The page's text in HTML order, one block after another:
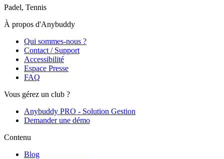
Padel, Tennis
À propos d'Anybuddy
Qui sommes-nous ?
Contact / Support
Accessibilité
Espace Presse
FAQ
Vous gérez un club ?
Anybuddy PRO - Solution Gestion
Demander une démo
Contenu
Blog